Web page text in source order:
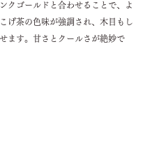
クゴールドと合わせることで、よ
げ茶の色味が強調され、木目もし
ます。甘さとクールさが絶妙で